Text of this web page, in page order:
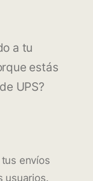
a tu
estás
UPS?
envíos
usuarios.